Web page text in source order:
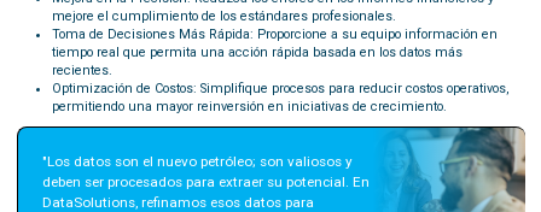
mejore el cumplimiento de los estándares profesionales.
Toma de Decisiones Más Rápida: Proporcione a su equipo información en
tiempo real que permita una acción rápida basada en los datos más
recientes.
Optimización de Costos: Simplifique procesos para reducir costos operativos,
permitiendo una mayor reinversión en iniciativas de crecimiento.
"Los datos son el nuevo petróleo; son valiosos y
deben ser procesados para extraer su potencial. En
DataSolutions, refinamos esos datos para